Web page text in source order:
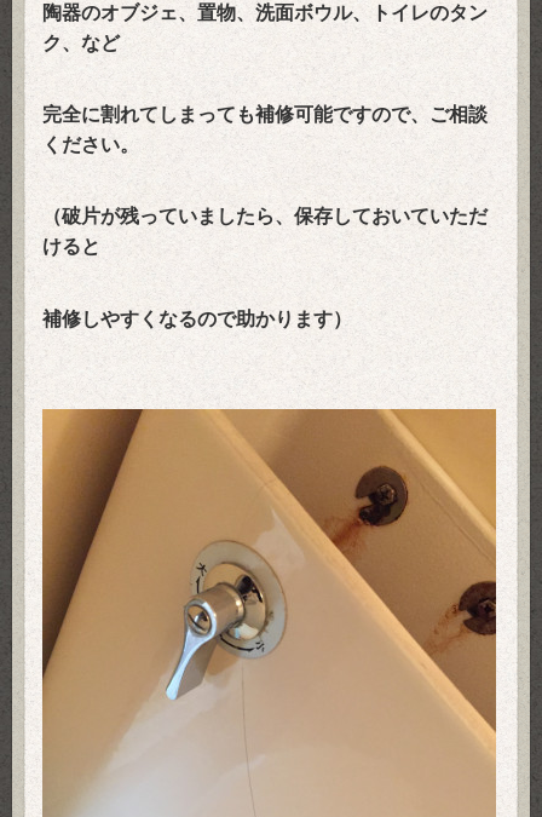
陶器のオブジェ、置物、洗面ボウル、トイレのタン
ク、など
完全に割れてしまっても補修可能ですので、ご相談
ください。
（破片が残っていましたら、保存しておいていただ
けると
補修しやすくなるので助かります）